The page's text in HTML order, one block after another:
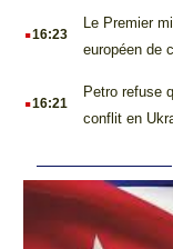
.16:23
Le Premier
européen de
.16:21
Petro refuse
conflit en